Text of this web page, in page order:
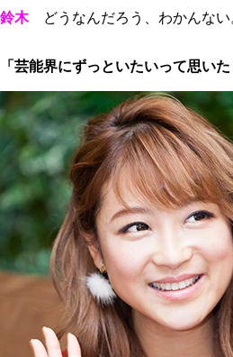
鈴木どうなんだろう、わかんない
「芸能界にずっといたいって思いた